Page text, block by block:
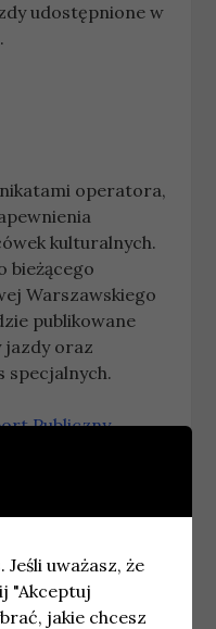
udostępnione w
operatora,
kulturalnych.
bieżącego
Warszawskiego
publikowane
jazdy oraz
specjalnych.
Publiczny
Jeśli uważasz, że
"Akceptuj
jakie chcesz